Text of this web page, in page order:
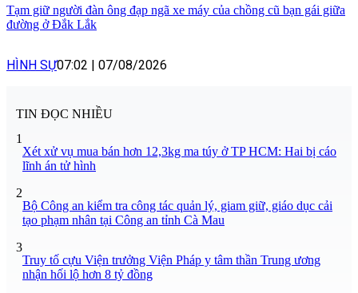
Tạm giữ người đàn ông đạp ngã xe máy của chồng cũ bạn gái giữa
đường ở Đắk Lắk
HÌNH SỰ07:02 07/08/2026
TIN ĐỌC NHIỀU
1
Xét xử vụ mua bán hơn 12,3kg ma túy ở TP HCM: Hai bị cáo
lĩnh án tử hình
2
Bộ Công an kiểm tra công tác quản lý, giam giữ, giáo dục cải
tạo phạm nhân tại Công an tỉnh Cà Mau
3
Truy tố cựu Viện trưởng Viện Pháp y tâm thần Trung ương
nhận hối lộ hơn 8 tỷ đồng